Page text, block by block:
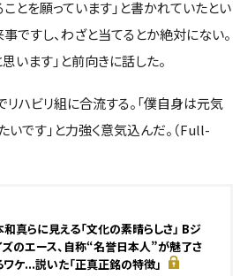
とを願っています」と書かれていたとい
ですし、わざと当てるとか絶対にない。
います」と前向きに話した。
ハビリ組に合流する。「僕自身は元気
いです」と力強く意気込んだ。（Full-
和真らに見える「文化の素晴らしさ」 Bジ
ズのエース、自称“名誉日本人”が魅了さ
ケ...説いた「正真正銘の特徴」